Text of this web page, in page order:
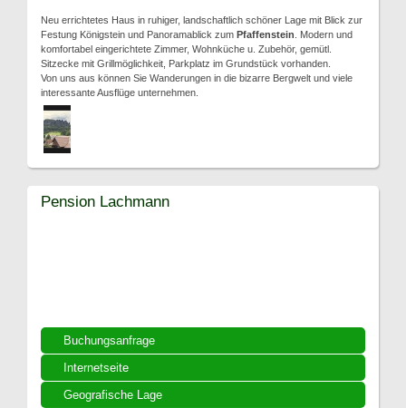
Neu errichtetes Haus in ruhiger, landschaftlich schöner Lage mit Blick zur
Festung Königstein und Panoramablick zum Pfaffenstein . Modern und
komfortabel eingerichtete Zimmer, Wohnküche u. Zubehör, gemütl.
Sitzecke mit Grillmöglichkeit, Parkplatz im Grundstück vorhanden.
Von uns aus können Sie Wanderungen in die bizarre Bergwelt und viele
interessante Ausflüge unternehmen.
Buchungsanfrage
Internetseite
Geografische Lage
Pension Lachmann